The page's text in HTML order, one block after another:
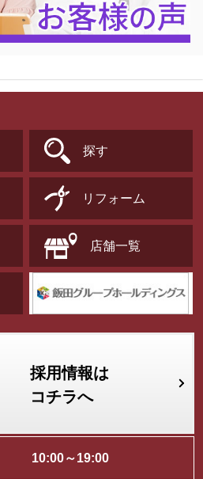
探す
リフォーム
店舗一覧
採用情報は
コチラへ
10:00～19:00